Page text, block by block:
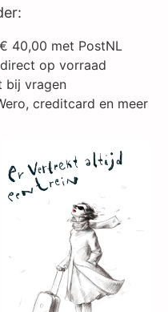
40,00 met PostNL
op vorraad
bij vragen
creditcard en meer